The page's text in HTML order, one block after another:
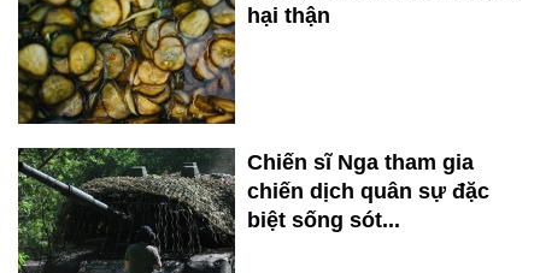
hại thận
Chiến sĩ Nga tham gia
chiến dịch quân sự đặc
biệt sống sót...